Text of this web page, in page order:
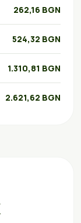
262,16 BGN
524,32 BGN
1.310,81 BGN
2.621,62 BGN